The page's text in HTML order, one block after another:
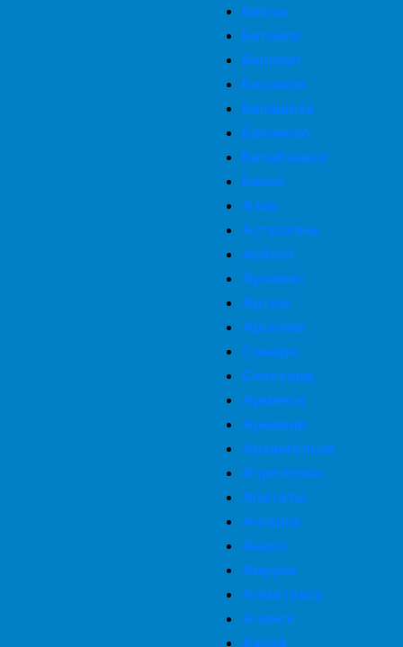
Бавлы
Батайск
Барнаул
Балашов
Балашиха
Балаково
Балабаново
Бакал
Азов
Астрахань
Асбест
Арзамас
Артем
Арсенев
Самара
Салехард
Армянск
Армавир
Архангельск
Апрелевка
Апатиты
Ангарск
Анапа
Амурск
Алметевск
Ачинск
Аксай